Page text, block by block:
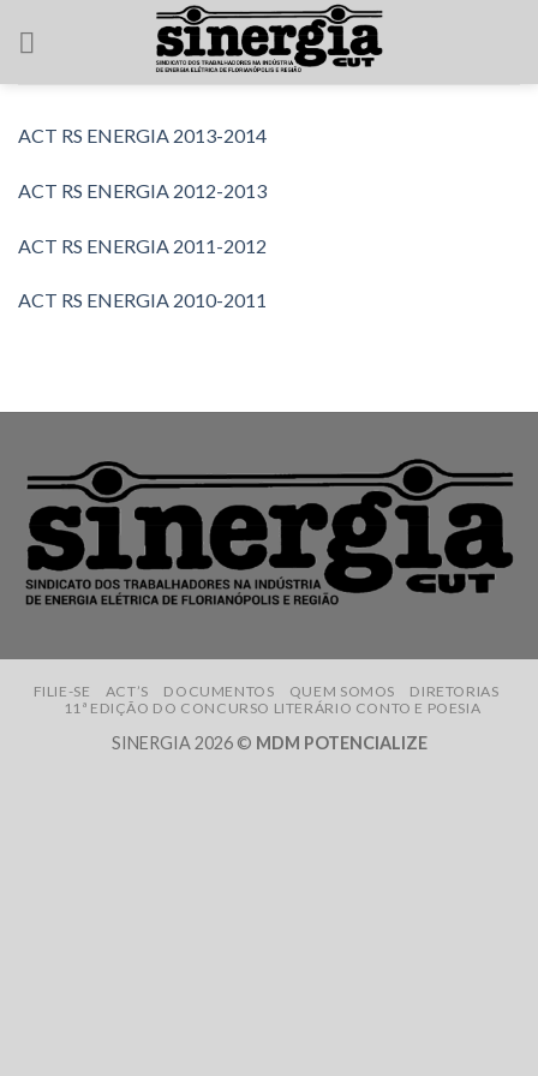
ACT RS ENERGIA 2013-2014
ACT RS ENERGIA 2012-2013
ACT RS ENERGIA 2011-2012
ACT RS ENERGIA 2010-2011
FILIE-SE ACT’S DOCUMENTOS QUEM SOMOS
DIRETORIAS
11ª EDIÇÃO DO CONCURSO LITERÁRIO CONTO E POESIA
SINERGIA 2026 © MDM POTENCIALIZE